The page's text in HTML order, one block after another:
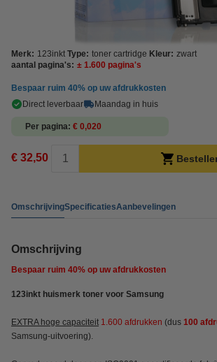
Merk: 123inkt Type: toner cartridge Kleur: zwart
aantal pagina's: ± 1.600 pagina's
Bespaar ruim 40% op uw afdrukkosten
Direct leverbaar
Maandag in huis
Per pagina € 0,020
€ 32,50
OmschrijvingSpecificatiesAanbevelingen
Omschrijving
Bespaar ruim 40% op uw afdrukkosten
123inkt huismerk toner voor Samsung
EXTRA hoge capaciteit 1.600 afdrukken (dus 100
Samsung-uitvoering).